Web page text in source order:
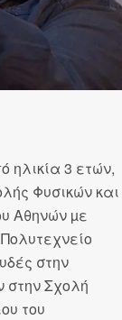
3 ετών,
Φυσικών και
Αθηνών µε
στην
Σχολή
του